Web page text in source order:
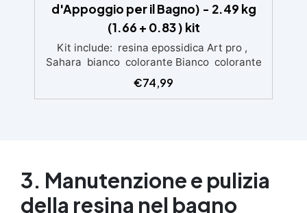
d'Appoggio per il Bagno) - 2.49 kg
(1.66 + 0.83 ) kit
Kit include: resina epossidica Art pro ,
Sahara bianco colorante Bianco colorante
Marrone Colorante Giallo OXIDE
€74,99
3. Manutenzione e pulizia
della resina nel bagno